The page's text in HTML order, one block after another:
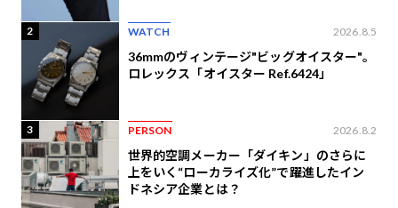
2 WATCH 2026.8.5
36mmのヴィンテージ"ビッグオイスター"。
ロレックス「オイスター Ref.6424」
3 PERSON 2026.8.2
世界的空調メーカー「ダイキン」のさらに
上をいく“ローカライズ化”で躍進したイン
ドネシア企業とは？